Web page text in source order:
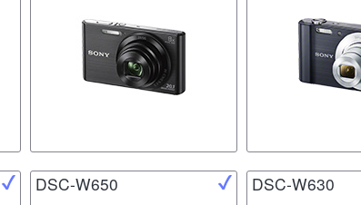
DSC-W650 DSC-W630